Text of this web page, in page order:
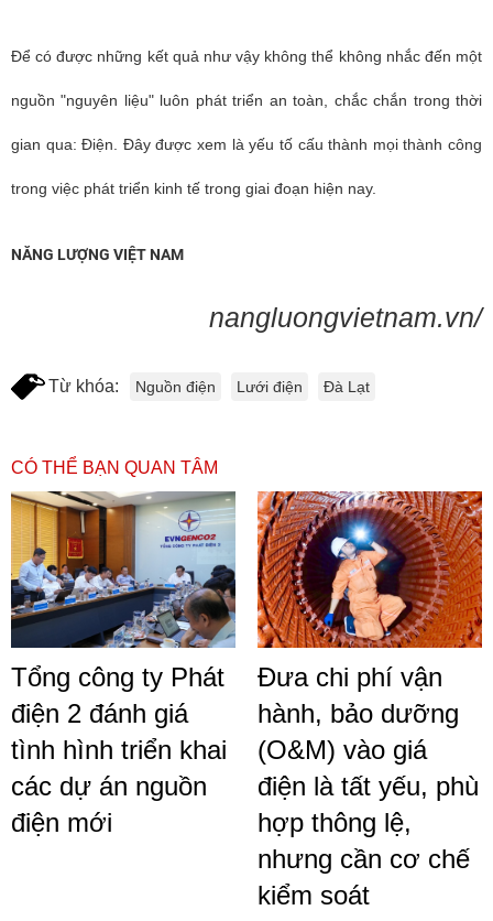
Để có được những kết quả như vậy không thể không nhắc đến một
nguồn "nguyên liệu" luôn phát triển an toàn, chắc chắn trong thời
gian qua: Điện. Đây được xem là yếu tố cấu thành mọi thành công
trong việc phát triển kinh tế trong giai đoạn hiện nay.
NĂNG LƯỢNG VIỆT NAM
nangluongvietnam.vn/
Từ khóa: Nguồn điện Lưới điện Đà Lạt
CÓ THỂ BẠN QUAN TÂM
Tổng công ty Phát
điện 2 đánh giá
tình hình triển khai
các dự án nguồn
điện mới
Đưa chi phí vận
hành, bảo dưỡng
(O&M) vào giá
điện là tất yếu, phù
hợp thông lệ,
nhưng cần cơ chế
kiểm soát